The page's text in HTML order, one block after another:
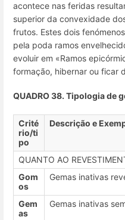
acontece nas feridas
superior da convexidade
frutos. Estes dois
pela poda ramos
evoluir em «Ramos
formação, hibernar ou ficar
QUADRO 38. Tipologia de
Crité
rio/ti
po
Descrição e
QUANTO AO
Gom
os
Gemas inativas
Gem
as
Gemas inativas